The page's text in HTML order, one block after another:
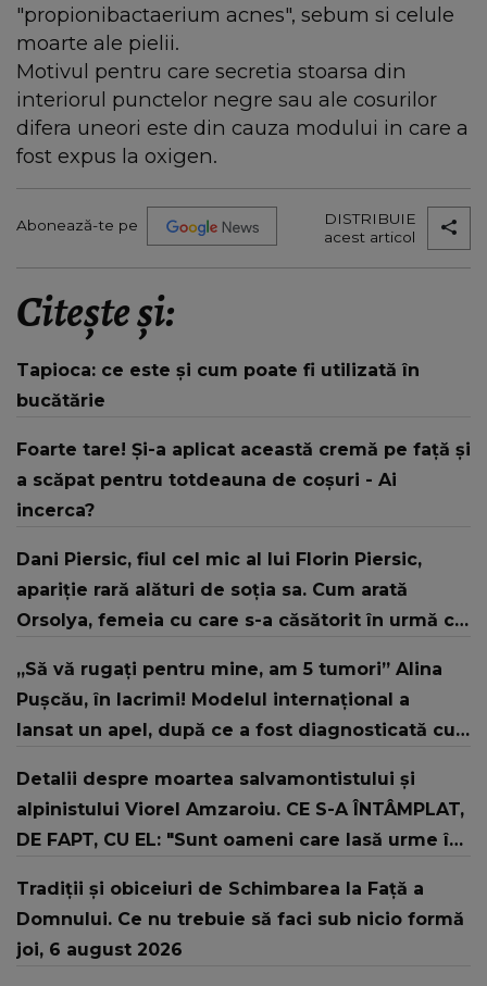
"propionibactaerium acnes", sebum si celule
moarte ale pielii.
Motivul pentru care secretia stoarsa din
interiorul punctelor negre sau ale cosurilor
difera uneori este din cauza modului in care a
fost expus la oxigen.
Abonează-te pe
DISTRIBUIE
acest articol
Citește și:
Tapioca: ce este și cum poate fi utilizată în
bucătărie
Foarte tare! Şi-a aplicat această cremă pe faţă şi
a scăpat pentru totdeauna de coşuri - Ai
incerca?
Dani Piersic, fiul cel mic al lui Florin Piersic,
apariție rară alături de soția sa. Cum arată
Orsolya, femeia cu care s-a căsătorit în urmă cu
„Să vă rugați pentru mine, am 5 tumori” Alina
Pușcău, în lacrimi! Modelul internațional a
lansat un apel, după ce a fost diagnosticată cu
Detalii despre moartea salvamontistului şi
alpinistului Viorel Amzaroiu. CE S-A ÎNTÂMPLAT,
DE FAPT, CU EL: "Sunt oameni care lasă urme în
Tradiții și obiceiuri de Schimbarea la Față a
Domnului. Ce nu trebuie să faci sub nicio formă
joi, 6 august 2026